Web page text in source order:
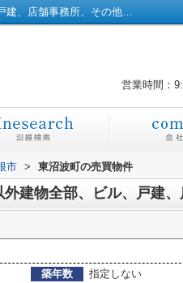
彦根市東沼波町の戸建、土地、店舗、事務所、住宅以外建物全部、ビル、戸建、店舗事務所、その他、土地一覧｜彦根市の土地｜株式会社橋本不動産
営業時間：
市 > 東沼波町の売買物件
建物全部、ビル、戸建
築年数
指定しない